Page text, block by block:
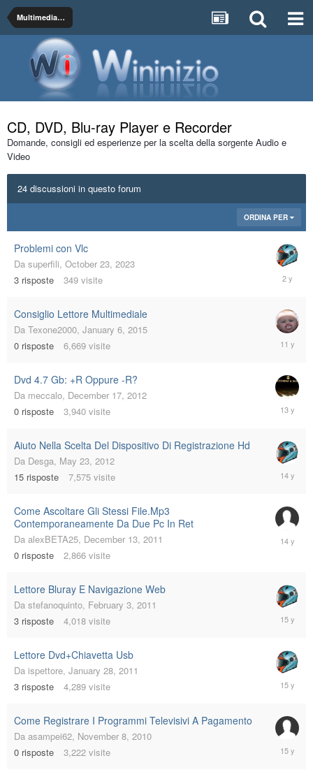
Multimedia Audio e Video
CD, DVD, Blu-ray Player e Recorder
Domande, consigli ed esperienze per la scelta della sorgente Audio e
Video
24 discussioni in questo forum
ORDINA PER
Problemi con Vlc
Da superfili, October 23, 2023
3 risposte 349 visite
4,
Consiglio Lettore Multimediale
Da Texone2000, January 6, 2015
0 risposte 6,669 visite
January
6,
Dvd 4.7 Gb: +R Oppure -R?
Da meccalo, December 17, 2012
0 risposte 3,940 visite
17,
Aiuto Nella Scelta Del Dispositivo Di Registrazione Hd
Da Desga, May 23, 2012
15 risposte 7,575 visite
May
25,
Come Ascoltare Gli Stessi File.Mp3
Contemporaneamente Da Due Pc In Ret
Da alexBETA25, December 13, 2011
0 risposte 2,866 visite
13,
Lettore Bluray E Navigazione Web
Da stefanoquinto, February 3, 2011
3 risposte 4,018 visite
February
5,
Lettore Dvd+Chiavetta Usb
Da ispettore, January 28, 2011
3 risposte 4,289 visite
January
28,
Come Registrare I Programmi Televisivi A Pagamento
Da asampei62, November 8, 2010
0 risposte 3,222 visite
8,